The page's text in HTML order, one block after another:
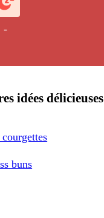
-
idées délicieuses
buns